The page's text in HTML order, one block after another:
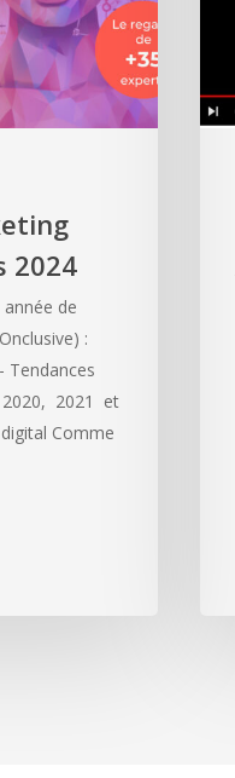
2024
année de
:
Tendances
2020, 2021 et
Comme